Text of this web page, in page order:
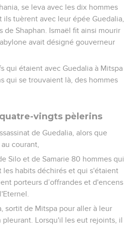
se leva avec les dix hommes
ils tuèrent avec leur épée Guedalia,
de Shaphan. Ismaël fit ainsi mourir
avait désigné gouverneur
qui étaient avec Guedalia à Mitspa
qui se trouvaient là, des hommes
vingts pèlerins
de Guedalia, alors que
courant,
Silo et de Samarie 80 hommes qui
les habits déchirés et qui s'étaient
porteurs d’offrandes et d'encens
sortit de Mitspa pour aller à leur
pleurant. Lorsqu'il les eut rejoints, il